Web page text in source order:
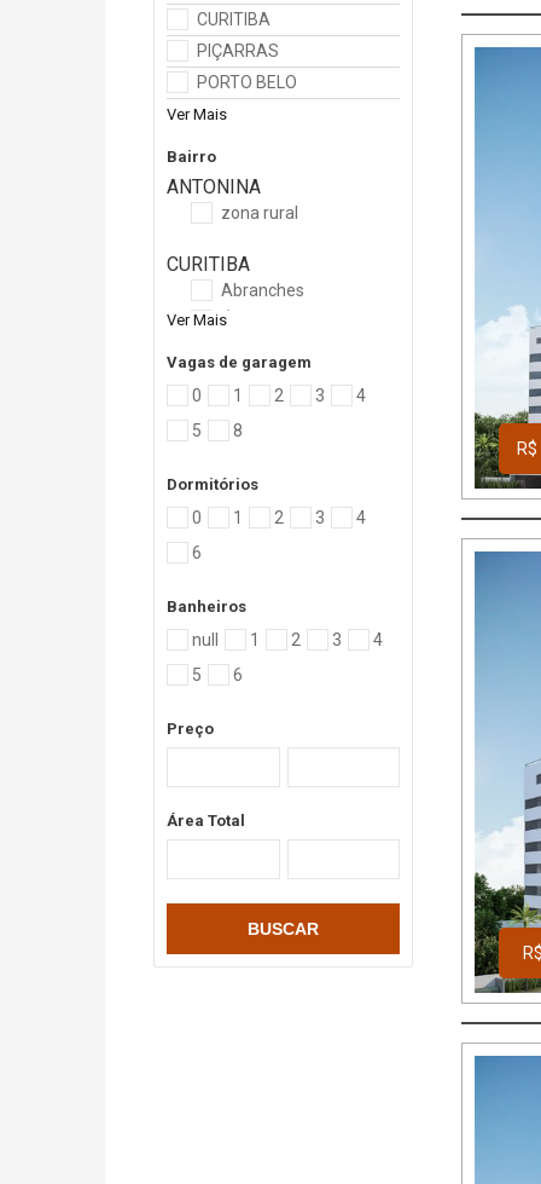
CURITIBA
PIÇARRAS
PORTO BELO
Ver Mais
Bairro
ANTONINA
zona rural
CURITIBA
Abranches
Água Verde
PIÇARRAS
PORTO BELO
Ver Mais
Vagas de garagem
0 1 2 3
4
5
8
Dormitórios
0 1 2 3
4
6
Banheiros
null 1 2 3
4
5
6
Preço
Área Total
BUSCAR